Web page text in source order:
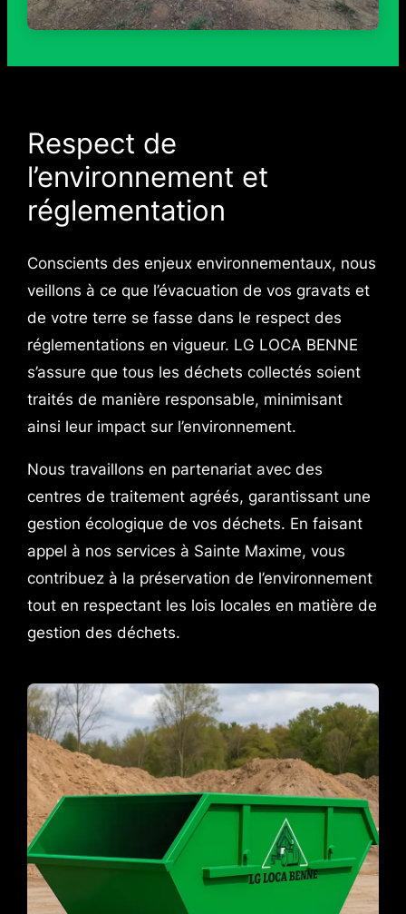
Respect de
l’environnement et
réglementation
Conscients des enjeux environnementaux, nous
veillons à ce que l’évacuation de vos gravats et
de votre terre se fasse dans le respect des
réglementations en vigueur. LG LOCA BENNE
s’assure que tous les déchets collectés soient
traités de manière responsable, minimisant
ainsi leur impact sur l’environnement.
Nous travaillons en partenariat avec des
centres de traitement agréés, garantissant une
gestion écologique de vos déchets. En faisant
appel à nos services à Sainte Maxime, vous
contribuez à la préservation de l’environnement
tout en respectant les lois locales en matière de
gestion des déchets.